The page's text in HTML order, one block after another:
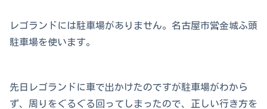
レゴランドには駐車場がありません。名古屋市営金城ふ頭
駐車場を使います。
先日レゴランドに車で出かけたのですが駐車場がわから
ず、周りをぐるぐる回ってしまったので、正しい行き方を